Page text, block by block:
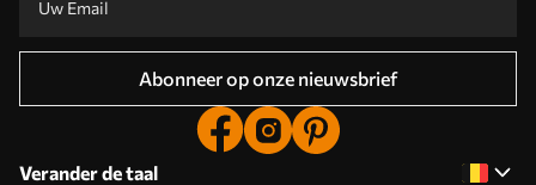
Abonneer op onze nieuwsbrief
Verander de taal